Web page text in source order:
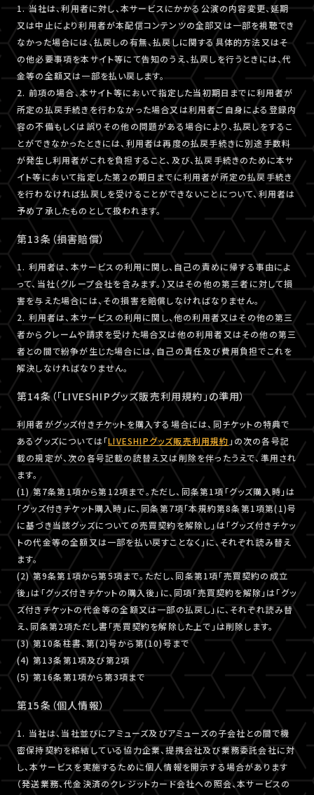
1. 当社は、利用者に対し、本サービスにかかる公演の内容変更、延期
又は中止により利用者が本配信コンテンツの全部又は一部を視聴でき
なかった場合には、払戻しの有無、払戻しに関する具体的方法又はそ
の他必要事項を本サイト等にて告知のうえ、払戻しを行うときには、代
金等の全額又は一部を払い戻します。
2. 前項の場合、本サイト等において指定した当初期日までに利用者が
所定の払戻手続きを行わなかった場合又は利用者ご自身による登録内
容の不備もしくは誤りその他の問題がある場合により、払戻しをするこ
とができなかったときには、利用者は再度の払戻手続きに別途手数料
が発生し利用者がこれを負担すること、及び、払戻手続きのために本サ
イト等において指定した第２の期日までに利用者が所定の払戻手続き
を行わなければ払戻しを受けることができないことについて、利用者は
予め了承したものとして扱われます。
第13条（損害賠償）
1. 利用者は、本サービスの利用に関し、自己の責めに帰する事由によ
って、当社（グループ会社を含みます。）又はその他の第三者に対して損
害を与えた場合には、その損害を賠償しなければなりません。
2. 利用者は、本サービスの利用に関し、他の利用者又はその他の第三
者からクレームや請求を受けた場合又は他の利用者又はその他の第三
者との間で紛争が生じた場合には、自己の責任及び費用負担でこれを
解決しなければなりません。
第14条（「LIVESHIPグッズ販売利用規約」の準用）
利用者がグッズ付きチケットを購入する場合には、同チケットの特典で
あるグッズについては「LIVESHIPグッズ販売利用規約 」の次の各号記
載の規定が、次の各号記載の読替え又は削除を伴ったうえで、準用され
ます。
(1) 第7条第1項から第12項まで。ただし、同条第1項「グッズ購入時」は
「グッズ付きチケット購入時」に、同条第7項「本規約第8条第1項第(1)号
に基づき当該グッズについての売買契約を解除し」は「グッズ付きチケッ
トの代金等の全額又は一部を払い戻すことなく」に、それぞれ読み替え
ます。
(2) 第9条第1項から第5項まで。ただし、同条第1項「売買契約の成立
後」は「グッズ付きチケットの購入後」に、同項「売買契約を解除」は「グッ
ズ付きチケットの代金等の全額又は一部の払戻し」に、それぞれ読み替
え、同条第2項ただし書「売買契約を解除した上で」は削除します。
(3) 第10条柱書、第(2)号から第(10)号まで
(4) 第13条第1項及び第2項
(5) 第16条第1項から第3項まで
第15条（個人情報）
1. 当社は、当社並びにアミューズ及びアミューズの子会社との間で機
密保持契約を締結している協力企業、提携会社及び業務委託会社に対
し、本サービスを実施するために個人情報を開示する場合があります
（発送業務、代金決済のクレジットカード会社への照会、本サービスの